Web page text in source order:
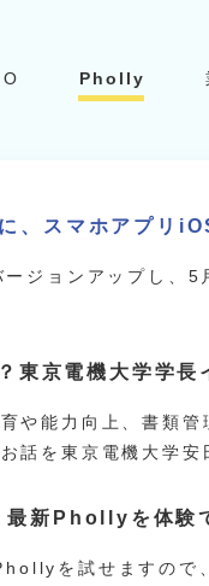
Pholly
、スマホアプリ
ジョンアップし、5
東京電機大学学長
や能力向上、書類
話を東京電機大学安
新Phollyを体験
を試せますので